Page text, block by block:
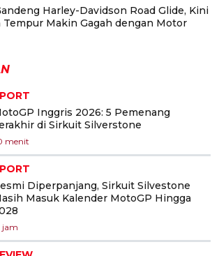
Harley-Davidson Road Glide, Kini
Tempur Makin Gagah dengan Motor
Inggris 2026: 5 Pemenang
di Sirkuit Silverstone
menit
Diperpanjang, Sirkuit Silvestone
Masuk Kalender MotoGP Hingga
jam